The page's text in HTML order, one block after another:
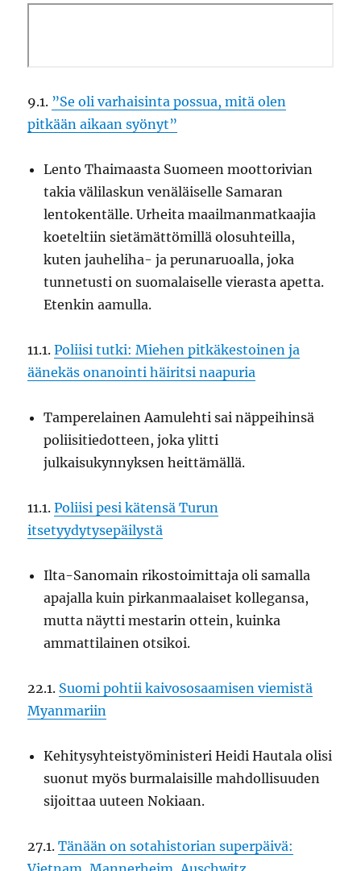
9.1. ”Se oli varhaisinta possua, mitä olen
pitkään aikaan syönyt”
Lento Thaimaasta Suomeen moottorivian
takia välilaskun venäläiselle Samaran
lentokentälle. Urheita maailmanmatkaajia
koeteltiin sietämättömillä olosuhteilla,
kuten jauheliha- ja perunaruoalla, joka
tunnetusti on suomalaiselle vierasta apetta.
Etenkin aamulla.
11.1.Poliisi tutki: Miehen pitkäkestoinen ja
äänekäs onanointi häiritsi naapuria
Tamperelainen Aamulehti sai näppeihinsä
poliisitiedotteen, joka ylitti
julkaisukynnyksen heittämällä.
11.1.Poliisi pesi kätensä Turun
itsetyydytysepäilystä
Ilta-Sanomain rikostoimittaja oli samalla
apajalla kuin pirkanmaalaiset kollegansa,
mutta näytti mestarin ottein, kuinka
ammattilainen otsikoi.
22.1. Suomi pohtii kaivososaamisen viemistä
Myanmariin
Kehitysyhteistyöministeri Heidi Hautala olisi
suonut myös burmalaisille mahdollisuuden
sijoittaa uuteen Nokiaan.
27.1.Tänään on sotahistorian superpäivä: